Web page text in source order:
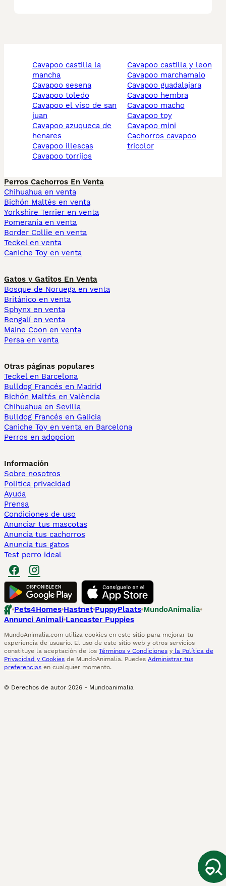
cavapoo castilla la
mancha
cavapoo sesena
cavapoo toledo
cavapoo el viso de san
juan
cavapoo azuqueca de
henares
cavapoo illescas
cavapoo torrijos
cavapoo castilla y leon
cavapoo marchamalo
cavapoo guadalajara
cavapoo hembra
cavapoo macho
cavapoo toy
cavapoo mini
cachorros cavapoo
tricolor
Perros Cachorros En Venta
Chihuahua en venta
Bichón Maltés en venta
Yorkshire Terrier en venta
Pomerania en venta
Border Collie en venta
Teckel en venta
Caniche Toy en venta
Gatos y Gatitos En Venta
Bosque de Noruega en venta
Británico en venta
Sphynx en venta
Bengalí en venta
Maine Coon en venta
Persa en venta
Otras páginas populares
Teckel en Barcelona
Bulldog Francés en Madrid
Bichón Maltés en València
Chihuahua en Sevilla
Bulldog Francés en Galicia
Caniche Toy en venta en Barcelona
Perros en adopcion
Información
Sobre nosotros
Politica privacidad
Ayuda
Prensa
Condiciones de uso
Anunciar tus mascotas
Anuncia tus cachorros
Anuncia tus gatos
Test perro ideal
Pets4Homes Hastnet PuppyPlaats MundoAnimalia
Annunci Animali Lancaster Puppies
MundoAnimalia.com utiliza cookies en este sitio para mejorar tu
experiencia de usuario. El uso de este sitio web y otros servicios
constituye la aceptación de los Términos y Condiciones y la Política de
Privacidad y Cookies de MundoAnimalia. Puedes Administrar tus
preferencias en cualquier momento.
© Derechos de autor 2026 - Mundoanimalia